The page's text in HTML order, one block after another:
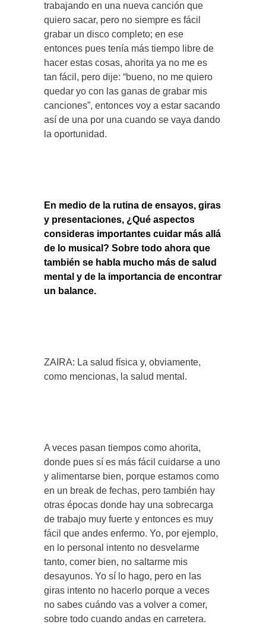
trabajando en una nueva canción que
quiero sacar, pero no siempre es fácil
grabar un disco completo; en ese
entonces pues tenía más tiempo libre de
hacer estas cosas, ahorita ya no me es
tan fácil, pero dije: “bueno, no me quiero
quedar yo con las ganas de grabar mis
canciones”, entonces voy a estar sacando
así de una por una cuando se vaya dando
la oportunidad.
En medio de la rutina de ensayos, giras
y presentaciones, ¿Qué aspectos
consideras importantes cuidar más allá
de lo musical? Sobre todo ahora que
también se habla mucho más de salud
mental y de la importancia de encontrar
un balance.
ZAIRA: La salud física y, obviamente,
como mencionas, la salud mental.
A veces pasan tiempos como ahorita,
donde pues sí es más fácil cuidarse a uno
y alimentarse bien, porque estamos como
en un break de fechas, pero también hay
otras épocas donde hay una sobrecarga
de trabajo muy fuerte y entonces es muy
fácil que andes enfermo. Yo, por ejemplo,
en lo personal intento no desvelarme
tanto, comer bien, no saltarme mis
desayunos. Yo sí lo hago, pero en las
giras intento no hacerlo porque a veces
no sabes cuándo vas a volver a comer,
sobre todo cuando andas en carretera.